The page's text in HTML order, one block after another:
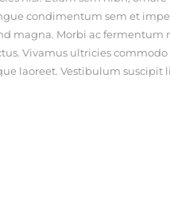
condimentum sem et
magna. Morbi ac
Vivamus ultricies
laoreet. Vestibulum